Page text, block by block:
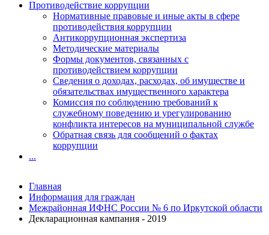
Противодействие коррупции
Нормативные правовые и иные акты в сфере
противодействия коррупции
Антикоррупционная экспертиза
Методические материалы
Формы документов, связанных с
противодействием коррупции
Сведения о доходах, расходах, об имуществе и
обязательствах имущественного характера
Комиссия по соблюдению требований к
служебному поведению и урегулированию
конфликта интересов на муниципальной службе
Обратная связь для сообщений о фактах
коррупции
...
Главная
Информация для граждан
Межрайонная ИФНС России № 6 по Иркутской области
Декларационная кампания - 2019